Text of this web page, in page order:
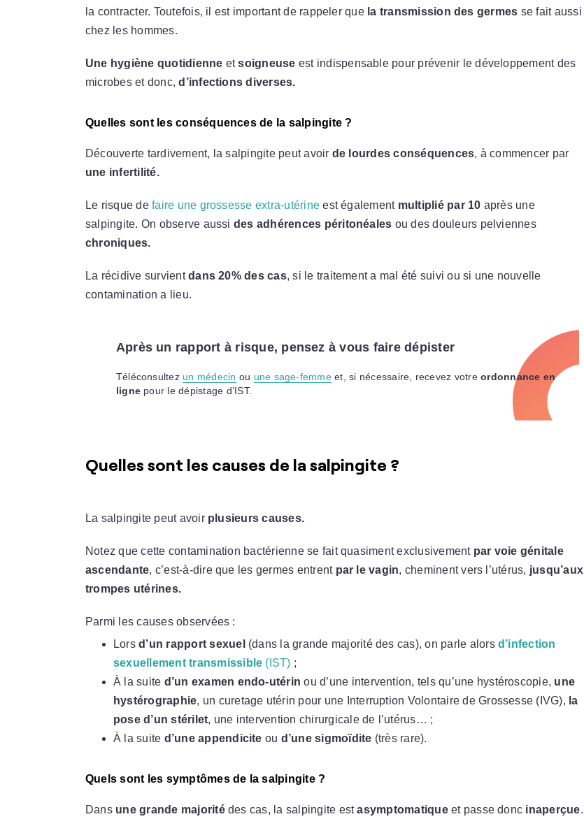
la contracter. Toutefois, il est important de rappeler que la transmission des germes se fait aussi
chez les hommes.
Une hygiène quotidienne etsoigneuse est indispensable pour prévenir le développement des
microbes et donc,d’infections diverses.
Quelles sont les conséquences de la salpingite ?
Découverte tardivement, la salpingite peut avoir de lourdes conséquences, à commencer par
une infertilité.
Le risque defaire une grossesse extra-utérine est également multiplié par 10 après une
salpingite. On observe aussi des adhérences péritonéales ou des douleurs pelviennes
chroniques.
La récidive survientdans 20% des cas, si le traitement a mal été suivi ou si une nouvelle
contamination a lieu.
Après un rapport à risque, pensez à vous faire dépister
Téléconsultez un médecin ou une sage-femmeet, si nécessaire, recevez votreordonnance en
ligne pour le dépistage d’IST.
Quelles sont les causes de la salpingite ?
La salpingite peut avoir plusieurs causes.
Notez que cette contamination bactérienne se fait quasiment exclusivement par voie génitale
ascendante, c’est-à-dire que les germes entrent par le vagin, cheminent vers l’utérus, jusqu’aux
trompes utérines.
Parmi les causes observées :
Lorsd’un rapport sexuel (dans la grande majorité des cas), on parle alors d’infection
sexuellement transmissible (IST) ;
À la suite d’un examen endo-utérin ou d’une intervention, tels qu’une hystéroscopie, une
hystérographie, un curetage utérin pour une Interruption Volontaire de Grossesse (IVG), la
pose d’un stérilet, une intervention chirurgicale de l’utérus… ;
À la suite d’une appendicite ou d’une sigmoïdite (très rare).
Quels sont les symptômes de la salpingite ?
Dans une grande majoritédes cas, la salpingite estasymptomatiqueet passe donc inaperçue.